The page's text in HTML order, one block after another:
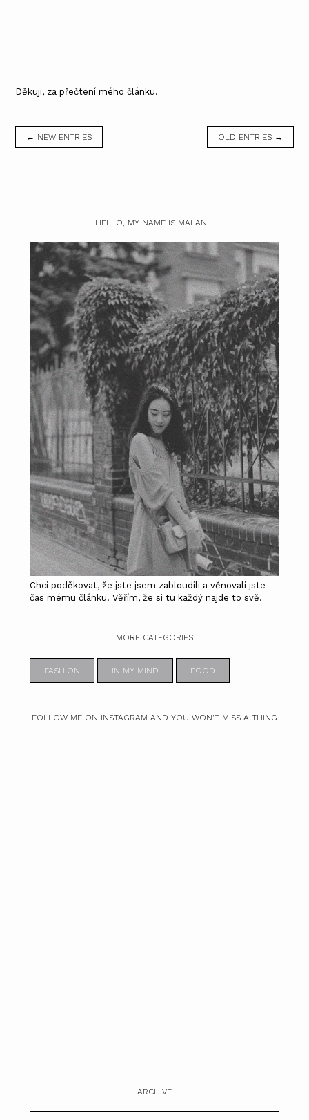
Děkuji, za přečtení mého článku.
← NEW ENTRIES OLD ENTRIES →
HELLO, MY NAME IS MAI ANH
Chci poděkovat, že jste jsem zabloudili a věnovali jste
čas mému článku. Věřím, že si tu každý najde to svě.
MORE CATEGORIES
FASHION IN MY MIND FOOD
FOLLOW ME ON INSTAGRAM AND YOU WON'T MISS A THING
ARCHIVE